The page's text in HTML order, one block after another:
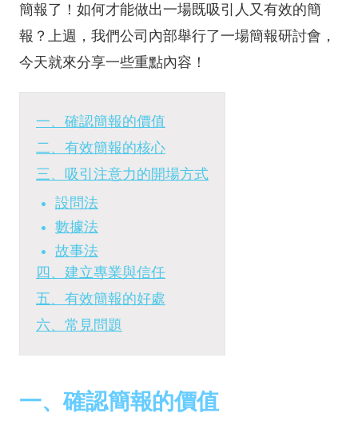
簡報了！如何才能做出一場既吸引人又有效的簡
報？上週，我們公司內部舉行了一場簡報研討會，
今天就來分享一些重點內容！
一、確認簡報的價值
二、有效簡報的核心
三、吸引注意力的開場方式
設問法
數據法
故事法
四、建立專業與信任
五、有效簡報的好處
六、常見問題
一、確認簡報的價值